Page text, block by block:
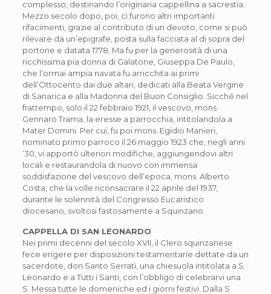
complesso, destinando l’originaria cappellina a sacrestia.
Mezzo secolo dopo, poi, ci furono altri importanti
rifacimenti, grazie al contributo di un devoto, come si può
rilevare da un’epigrafe, posta sulla facciata al di sopra del
portone e datata 1778. Ma fu per la generosità di una
ricchissima pia donna di Galatone, Giuseppa De Paulo,
che l’ormai ampia navata fu arricchita ai primi
dell’Ottocento dai due altari, dedicati alla Beata Vergine
di Sanarica e alla Madonna del Buon Consiglio. Sicché nel
frattempo, solo il 22 febbraio 1921, il vescovo, mons.
Gennaro Trama, la eresse a parrocchia, intitolandola a
Mater Domini. Per cui, fu poi mons. Egidio Manieri,
nominato primo parroco il 26 maggio 1923 che, negli anni
’30, vi apportò ulteriori modifiche, aggiungendovi altri
locali e restaurandola di nuovo con immensa
soddisfazione del vescovo dell’epoca, mons. Alberto
Costa, che la volle riconsacrare il 22 aprile del 1937,
durante le solennità del Congresso Eucaristico
diocesano, svoltosi fastosamente a Squinzano.
CAPPELLA DI SAN LEONARDO
Nei primi decenni del secolo XVII, il Clero squinzanese
fece erigere per disposizioni testamentarie dettate da un
sacerdote, don Santo Serratì, una chiesuola intitolata a S.
Leonardo e a Tutti i Santi, con l’obbligo di celebrarvi una
S. Messa tutte le domeniche ed i giorni festivi. Dalla S.